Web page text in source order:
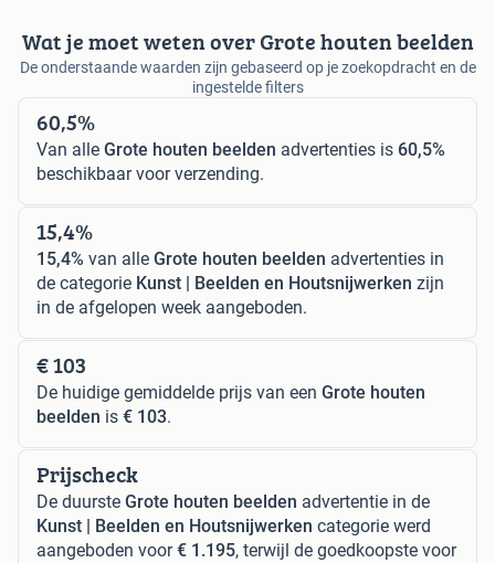
Wat je moet weten over Grote houten beelden
De onderstaande waarden zijn gebaseerd op je zoekopdracht en de
ingestelde filters
60,5%
Van alle Grote houten beelden advertenties is 60,5%
beschikbaar voor verzending.
15,4%
15,4% van alle Grote houten beelden advertenties in
de categorie Kunst | Beelden en Houtsnijwerken zijn
in de afgelopen week aangeboden.
€ 103
De huidige gemiddelde prijs van een Grote houten
beelden is € 103.
Prijscheck
De duurste Grote houten beelden advertentie in de
Kunst | Beelden en Houtsnijwerken categorie werd
aangeboden voor€ 1.195, terwijl de goedkoopste voor